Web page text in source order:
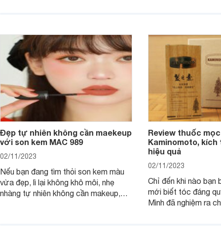
Đẹp tự nhiên không cần maekeup
với son kem MAC 989
02/11/2023
Nếu bạn đang tìm thỏi son kem màu
vừa đẹp, lì lại không khô môi, nhẹ
nhàng tự nhiên không cần makeup,
Review thuốc
Kaminomoto,
hiệu quả
02/11/2023
Chỉ đến khi nào bạn
mới biết tóc đáng
Mình đã nghiệm ra